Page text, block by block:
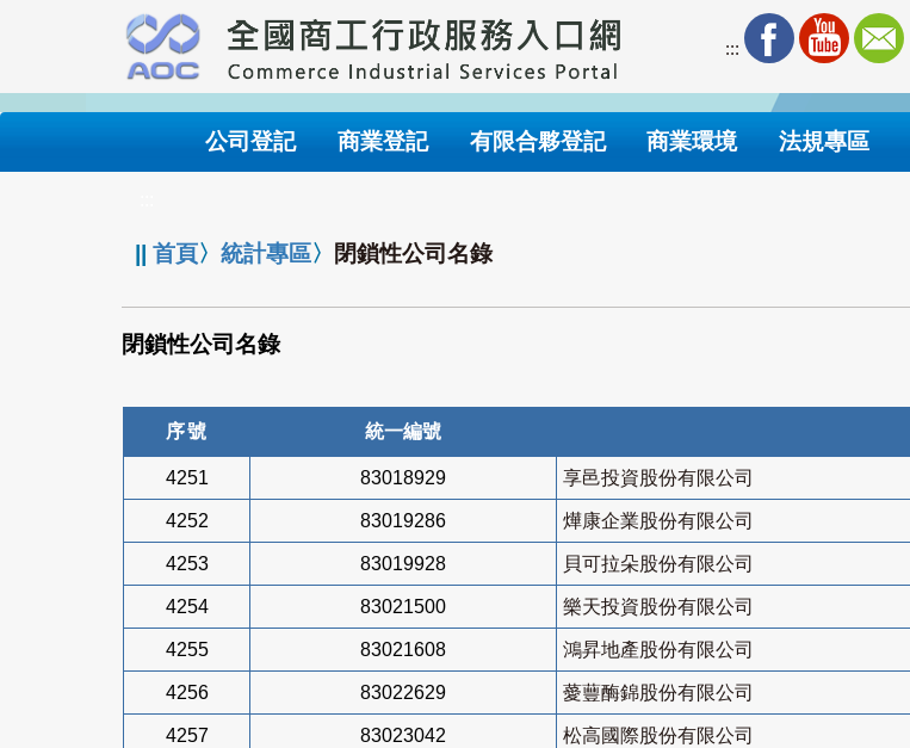
要
內
:::
公司登記 商業登記 有限合夥登記 商業環境 法規專區
||首頁〉統計專區〉 閉鎖性公司名錄
閉鎖性公司名錄
序號 統一編號
4251 83018929 享邑投資股份有限公司
4252 83019286 燁康企業股份有限公司
4253 83019928 貝可拉朵股份有限公司
4254 83021500 樂天投資股份有限公司
4255 83021608 鴻昇地產股份有限公司
4256 83022629 薆蘴酶錦股份有限公司
4257 83023042 松高國際股份有限公司